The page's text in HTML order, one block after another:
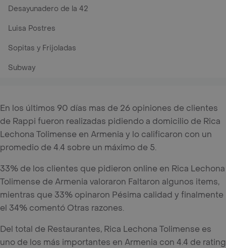
Desayunadero de la 42
Luisa Postres
Sopitas y Frijoladas
Subway
En los últimos 90 días mas de 26 opiniones de clientes
de Rappi fueron realizadas pidiendo a domicilio de Rica
Lechona Tolimense en Armenia y lo calificaron con un
promedio de 4.4 sobre un máximo de 5.
33% de los clientes que pidieron online en Rica Lechona
Tolimense de Armenia valoraron Faltaron algunos items,
mientras que 33% opinaron Pésima calidad y finalmente
el 34% comentó Otras razones.
Del total de Restaurantes, Rica Lechona Tolimense es
uno de los más importantes en Armenia con 4.4 de rating